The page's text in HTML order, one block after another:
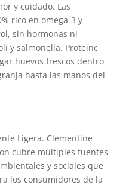
y cuidado. Las
rico en omega-3 y
sin hormonas ni
y salmonella. Proteinc
huevos frescos dentro
hasta las manos del
Ligera. Clementine
cubre múltiples fuentes
y sociales que
los consumidores de la